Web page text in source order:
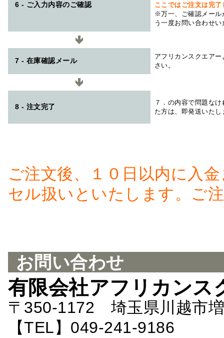
6 - ご入力内容のご確認
ここではご注文は完
※万一、ご確認メール
う一度お問い合わせ
7 - 在庫確認メール
アフリカンスクエアー
さい。
8 - 注文完了
７．の内容で問題な
た方は、即発送いたし
ご注文後、１０日以内に入
セル扱いといたします。ご
お問い合わせ
有限会社アフリカンス
〒350-1172 埼玉県川越市
【TEL】049-241-